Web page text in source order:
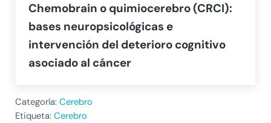
Chemobrain o quimiocerebro (CRCI):
bases neuropsicológicas e
intervención del deterioro cognitivo
asociado al cáncer
Categoría: Cerebro
Etiqueta: Cerebro